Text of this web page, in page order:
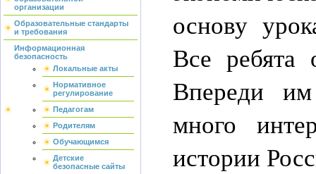
организации
Образовательные стандарты
и требования
Информационная
безопасность
Локальные акты
Нормативное
регулирование
Педагогам
Родителям
Обучающимся
Детские
безопасные сайты
основу
Все ребята
Впереди
много
истории